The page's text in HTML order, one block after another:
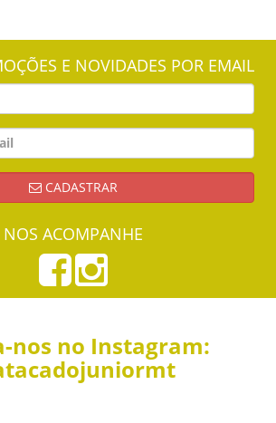
E NOVIDADES POR EMAIL
CADASTRAR
NOS ACOMPANHE
nos no Instagram: